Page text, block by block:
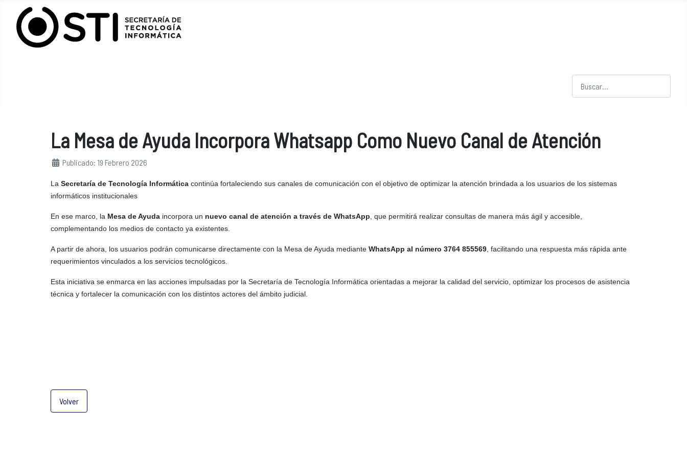
La Mesa de Ayuda Incorpora Whatsapp Como Nuevo Canal de Atención
DetallesPublicado: 19 Febrero 2026
La Secretaría de Tecnología Informáticacontinúa fortaleciendo sus canales de comunicación con el objetivo de optimizar la atención brindada a los usuarios de los sistemas
informáticos institucionales
En ese marco, la Mesa de Ayudaincorpora un nuevo canal de atención a través de WhatsApp , que permitirá realizar consultas de manera más ágil y accesible,
complementando los medios de contacto ya existentes.
A partir de ahora, los usuarios podrán comunicarse directamente con la Mesa de Ayuda mediante WhatsApp al número 3764 855569, facilitando una respuesta más rápida ante
requerimientos vinculados a los servicios tecnológicos.
Esta iniciativa se enmarca en las acciones impulsadas por la Secretaría de Tecnología Informática orientadas a mejorar la calidad del servicio, optimizar los procesos de asistencia
técnica y fortalecer la comunicación con los distintos actores del ámbito judicial.
Volver